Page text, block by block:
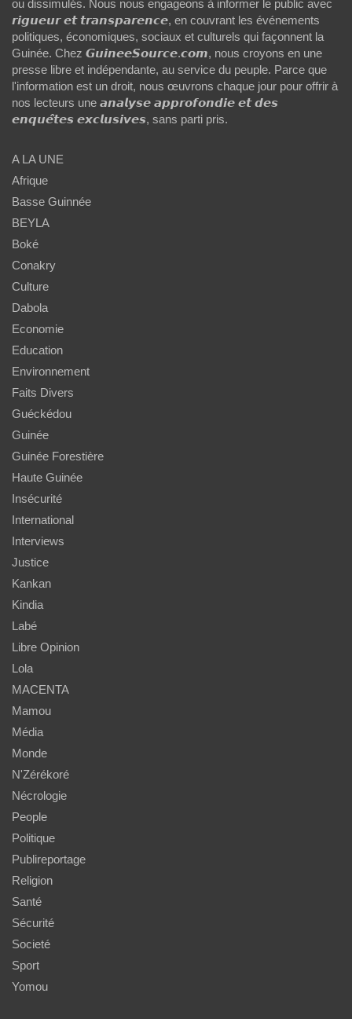
ou dissimulés. Nous nous engageons à informer le public avec
𝙧𝙞𝙜𝙪𝙚𝙪𝙧 𝙚𝙩 𝙩𝙧𝙖𝙣𝙨𝙥𝙖𝙧𝙚𝙣𝙘𝙚, en couvrant les événements
politiques, économiques, sociaux et culturels qui façonnent la
Guinée. Chez 𝙂𝙪𝙞𝙣𝙚𝙚𝙎𝙤𝙪𝙧𝙘𝙚.𝙘𝙤𝙢, nous croyons en une
presse libre et indépendante, au service du peuple. Parce que
l'information est un droit, nous œuvrons chaque jour pour offrir à
nos lecteurs une 𝙖𝙣𝙖𝙡𝙮𝙨𝙚 𝙖𝙥𝙥𝙧𝙤𝙛𝙤𝙣𝙙𝙞𝙚 𝙚𝙩 𝙙𝙚𝙨
𝙚𝙣𝙦𝙪𝙚̂𝙩𝙚𝙨 𝙚𝙭𝙘𝙡𝙪𝙨𝙞𝙫𝙚𝙨, sans parti pris.
A LA UNE
Afrique
Basse Guinnée
BEYLA
Boké
Conakry
Culture
Dabola
Economie
Education
Environnement
Faits Divers
Guéckédou
Guinée
Guinée Forestière
Haute Guinée
Insécurité
International
Interviews
Justice
Kankan
Kindia
Labé
Libre Opinion
Lola
MACENTA
Mamou
Média
Monde
N'Zérékoré
Nécrologie
People
Politique
Publireportage
Religion
Santé
Sécurité
Societé
Sport
Yomou